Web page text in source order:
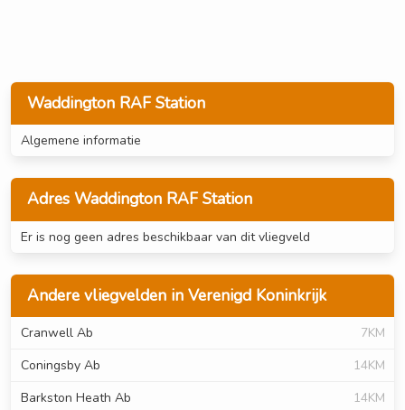
Waddington RAF Station
Algemene informatie
Adres Waddington RAF Station
Er is nog geen adres beschikbaar van dit vliegveld
Andere vliegvelden in Verenigd Koninkrijk
Cranwell Ab
7KM
Coningsby Ab
14KM
Barkston Heath Ab
14KM